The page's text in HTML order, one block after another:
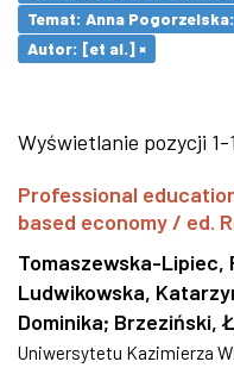
Temat: Anna
Autor: [et al.] ×
Wyświetlanie pozycji 1-
Professional
based economy / ed.
Tomaszewska-Lipiec,
Ludwikowska,
Dominika; Brzeziński,
Uniwersytetu Kazimierza